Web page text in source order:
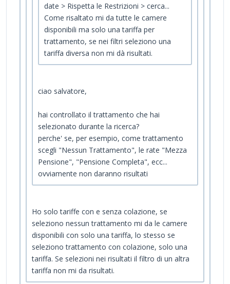
date > Rispetta le Restrizioni > cerca...
Come risaltato mi da tutte le camere
disponibili ma solo una tariffa per
trattamento, se nei filtri seleziono una
tariffa diversa non mi dà risultati.
ciao salvatore,
hai controllato il trattamento che hai
selezionato durante la ricerca?
perche' se, per esempio, come trattamento
scegli "Nessun Trattamento", le rate "Mezza
Pensione", "Pensione Completa", ecc...
ovviamente non daranno risultati
Ho solo tariffe con e senza colazione, se
seleziono nessun trattamento mi da le camere
disponibili con solo una tariffa, lo stesso se
seleziono trattamento con colazione, solo una
tariffa. Se selezioni nei risultati il filtro di un altra
tariffa non mi da risultati.